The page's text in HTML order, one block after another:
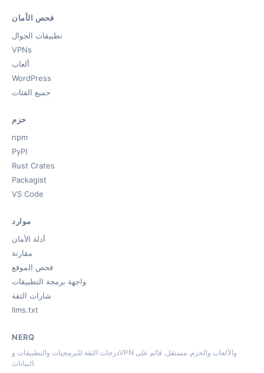
فحص الأمان
تطبيقات الجوال
VPNs
ألعاب
WordPress
جميع الفئات
حزم
npm
PyPI
Rust Crates
Packagist
VS Code
موارد
أدلة الأمان
مقارنة
فحص الموقع
واجهة برمجة التطبيقات
شارات الثقة
llms.txt
NERQ
درجات الثقة للبرمجيات والتطبيقات وVPN والألعاب والحزم. مستقل. قائم على
البيانات.